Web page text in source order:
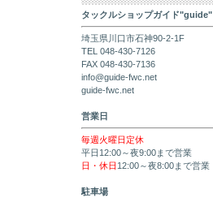
タックルショップガイド"guide"
埼玉県川口市石神90-2-1F
TEL 048-430-7126
FAX 048-430-7136
info@guide-fwc.net
guide-fwc.net
営業日
毎週火曜日定休
平日12:00～夜9:00まで営業
日・休日 12:00～夜8:00まで営業
駐車場